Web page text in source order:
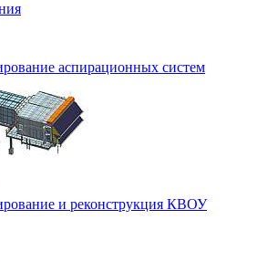
аспирационных систем
и реконструкция КВОУ